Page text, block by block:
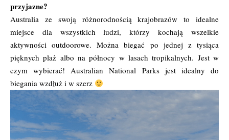
przyjazne?
Australia ze swoją różnorodnością krajobrazów to idealne
miejsce dla wszystkich ludzi, którzy kochają wszelkie
aktywności outdoorowe. Można biegać po jednej z tysiąca
pięknych plaż albo na północy w lasach tropikalnych. Jest w
czym wybierać! Australian National Parks jest idealny do
biegania wzdłuż i w szerz